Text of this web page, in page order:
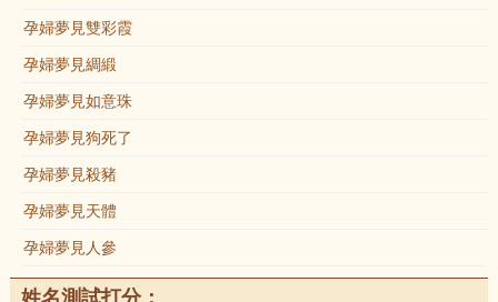
孕婦夢見雙彩霞
孕婦夢見綢緞
孕婦夢見如意珠
孕婦夢見狗死了
孕婦夢見殺豬
孕婦夢見天體
孕婦夢見人參
姓名測試打分：